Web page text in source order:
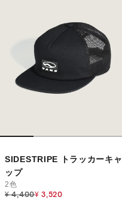
SIDESTRIPE トラッカーキャ
ップ
2色
Price reduced from
¥ 4,400to
¥ 3,520